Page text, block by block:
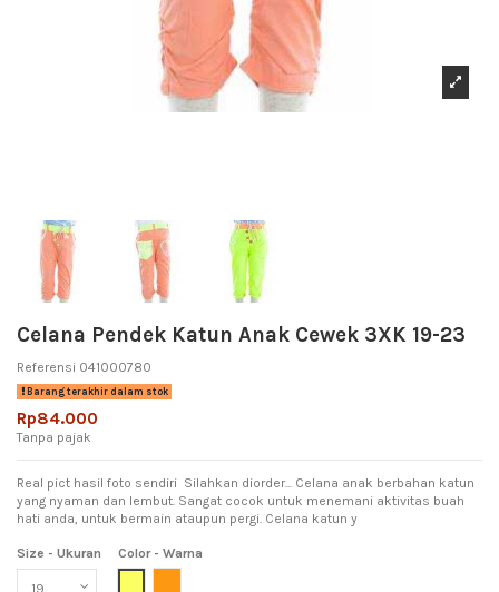
Celana Pendek Katun Anak Cewek 3XK 19-23
Referensi 041000780
Barang terakhir dalam stok
Rp84.000
Tanpa pajak
Real pict hasil foto sendiri Silahkan diorder... Celana anak berbahan katun
yang nyaman dan lembut. Sangat cocok untuk menemani aktivitas buah
hati anda, untuk bermain ataupun pergi. Celana katun y
Size - Ukuran
Color - Warna